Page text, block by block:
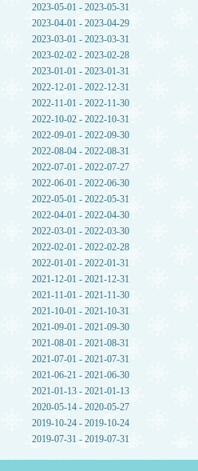
2023-05-01 - 2023-05-31
2023-04-01 - 2023-04-29
2023-03-01 - 2023-03-31
2023-02-02 - 2023-02-28
2023-01-01 - 2023-01-31
2022-12-01 - 2022-12-31
2022-11-01 - 2022-11-30
2022-10-02 - 2022-10-31
2022-09-01 - 2022-09-30
2022-08-04 - 2022-08-31
2022-07-01 - 2022-07-27
2022-06-01 - 2022-06-30
2022-05-01 - 2022-05-31
2022-04-01 - 2022-04-30
2022-03-01 - 2022-03-30
2022-02-01 - 2022-02-28
2022-01-01 - 2022-01-31
2021-12-01 - 2021-12-31
2021-11-01 - 2021-11-30
2021-10-01 - 2021-10-31
2021-09-01 - 2021-09-30
2021-08-01 - 2021-08-31
2021-07-01 - 2021-07-31
2021-06-21 - 2021-06-30
2021-01-13 - 2021-01-13
2020-05-14 - 2020-05-27
2019-10-24 - 2019-10-24
2019-07-31 - 2019-07-31